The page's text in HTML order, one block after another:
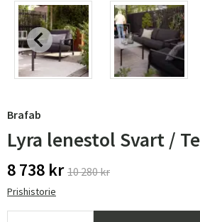
Brafab
Lyra lenestol Svart /
8 738 kr 10 280 kr
Prishistorie